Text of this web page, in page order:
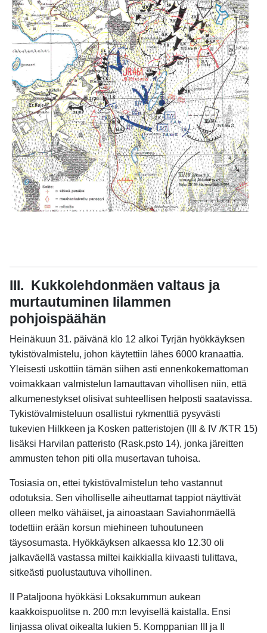
III. Kukkolehdonmäen valtaus ja
murtautuminen Iilammen
pohjoispäähän
Heinäkuun 31. päivänä klo 12 alkoi Tyrjän hyökkäyksen
tykistövalmistelu, johon käytettiin lähes 6000 kranaattia.
Yleisesti uskottiin tämän siihen asti ennenkokemattoman
voimakkaan valmistelun lamauttavan vihollisen niin, että
alkumenestykset olisivat suhteellisen helposti saatavissa.
Tykistövalmisteluun osallistui rykmenttiä pysyvästi
tukevien Hilkkeen ja Kosken patteristojen (III & IV /KTR 15)
lisäksi Harvilan patteristo (Rask.psto 14), jonka järeitten
ammusten tehon piti olla musertavan tuhoisa.
Tosiasia on, ettei tykistövalmistelun teho vastannut
odotuksia. Sen viholliselle aiheuttamat tappiot näyttivät
olleen melko vähäiset, ja ainoastaan Saviahonmäellä
todettiin erään korsun miehineen tuhoutuneen
täysosumasta. Hyökkäyksen alkaessa klo 12.30 oli
jalkaväellä vastassa miltei kaikkialla kiivaasti tulittava,
sitkeästi puolustautuva vihollinen.
II Pataljoona hyökkäsi Loksakummun aukean
kaakkoispuolitse n. 200 m:n levyisellä kaistalla. Ensi
linjassa olivat oikealta lukien 5. Komppanian III ja II